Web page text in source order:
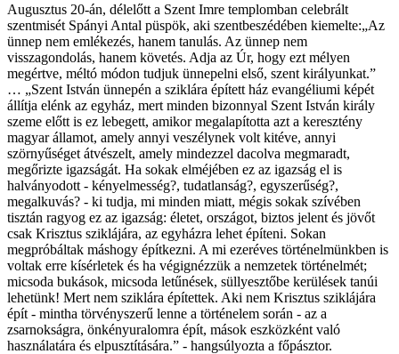
Augusztus 20-án, délelőtt a Szent Imre templomban celebrált
szentmisét Spányi Antal püspök, aki szentbeszédében kiemelte:„Az
ünnep nem emlékezés, hanem tanulás. Az ünnep nem
visszagondolás, hanem követés. Adja az Úr, hogy ezt mélyen
megértve, méltó módon tudjuk ünnepelni első, szent királyunkat.”
… „Szent István ünnepén a sziklára épített ház evangéliumi képét
állítja elénk az egyház, mert minden bizonnyal Szent István király
szeme előtt is ez lebegett, amikor megalapította azt a keresztény
magyar államot, amely annyi veszélynek volt kitéve, annyi
szörnyűséget átvészelt, amely mindezzel dacolva megmaradt,
megőrizte igazságát. Ha sokak elméjében ez az igazság el is
halványodott - kényelmesség?, tudatlanság?, egyszerűség?,
megalkuvás? - ki tudja, mi minden miatt, mégis sokak szívében
tisztán ragyog ez az igazság: életet, országot, biztos jelent és jövőt
csak Krisztus sziklájára, az egyházra lehet építeni. Sokan
megpróbáltak máshogy építkezni. A mi ezeréves történelmünkben is
voltak erre kísérletek és ha végignézzük a nemzetek történelmét;
micsoda bukások, micsoda letűnések, süllyesztőbe kerülések tanúi
lehetünk! Mert nem sziklára építettek. Aki nem Krisztus sziklájára
épít - mintha törvényszerű lenne a történelem során - az a
zsarnokságra, önkényuralomra épít, mások eszközként való
használatára és elpusztítására.” - hangsúlyozta a főpásztor.